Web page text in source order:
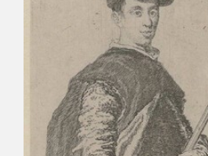
GOYA EN EL MUNDO
GOYA EN ARAGÓN
PREMIO ARAGÓN GOYA
EDICIONES